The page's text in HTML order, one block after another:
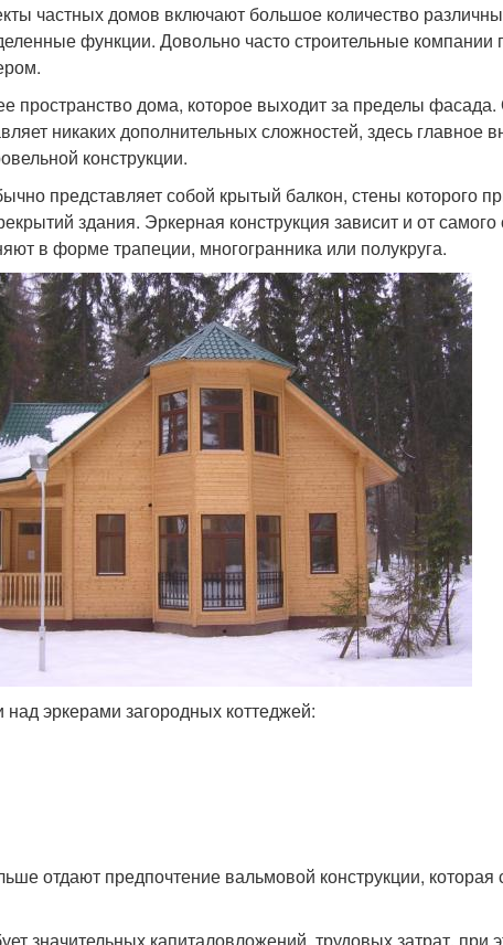
частных домов включают большое количество
функции. Довольно часто строительные компании
пространство дома, которое выходит за пределы фасада.
никаких дополнительных сложностей, здесь главное
конструкции.
представляет собой крытый балкон, стены которого
здания. Эркерная конструкция зависит и от самого
в форме трапеции, многогранника или полукруга.
эркерами загородных коттеджей:
отдают предпочтение вальмовой конструкции, которая